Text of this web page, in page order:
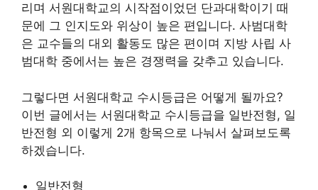
리며 서원대학교의 시작점이었던 단과대학이기 때
문에 그 인지도와 위상이 높은 편입니다. 사범대학
은 교수들의 대외 활동도 많은 편이며 지방 사립 사
범대학 중에서는 높은 경쟁력을 갖추고 있습니다.
그렇다면 서원대학교 수시등급은 어떻게 될까요?
이번 글에서는 서원대학교 수시등급을 일반전형, 일
반전형 외 이렇게 2개 항목으로 나눠서 살펴보도록
하겠습니다.
일반전형